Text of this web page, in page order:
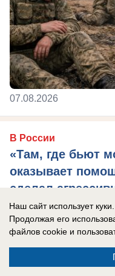
07.08.2026
В России
«Там, где бьют
оказывает
сделал
России
Захарова: Это
Наш сайт использует куки.
Продолжая его
файлов cookie и